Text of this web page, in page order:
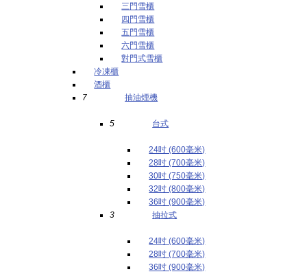
三門雪櫃
四門雪櫃
五門雪櫃
六門雪櫃
對門式雪櫃
冷凍櫃
酒櫃
7
抽油煙機
5 台式
24吋 (600毫米)
28吋 (700毫米)
30吋 (750毫米)
32吋 (800毫米)
36吋 (900毫米)
3
抽拉式
24吋 (600毫米)
28吋 (700毫米)
36吋 (900毫米)